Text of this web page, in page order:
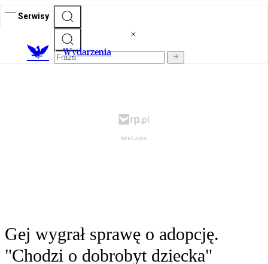
Serwisy
Wydarzenia
Gej wygrał sprawę o adopcję.
"Chodzi o dobrobyt dziecka"